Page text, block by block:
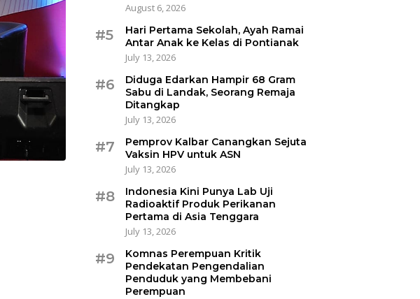
August 6, 2026
#5
Hari Pertama Sekolah, Ayah Ramai
Antar Anak ke Kelas di Pontianak
July 13, 2026
#6
Diduga Edarkan Hampir 68 Gram
Sabu di Landak, Seorang Remaja
Ditangkap
July 13, 2026
#7
Pemprov Kalbar Canangkan Sejuta
Vaksin HPV untuk ASN
July 13, 2026
#8
Indonesia Kini Punya Lab Uji
Radioaktif Produk Perikanan
Pertama di Asia Tenggara
July 13, 2026
#9
Komnas Perempuan Kritik
Pendekatan Pengendalian
Penduduk yang Membebani
Perempuan